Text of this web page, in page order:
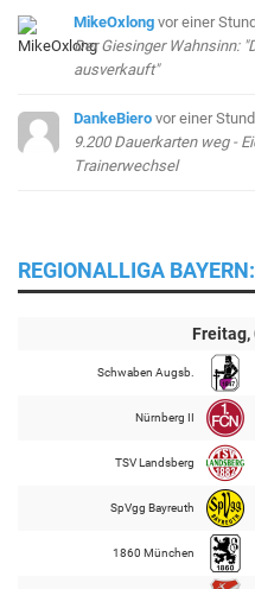
MikeOxlong vor einer
Der Giesinger Wahnsinn:
ausverkauft"
DankeBiero vor einer
9.200 Dauerkarten weg -
Trainerwechsel
REGIONALLIGA
Freitag,
Schwaben Augsb.
Nürnberg II
TSV Landsberg
SpVgg Bayreuth
1860 München